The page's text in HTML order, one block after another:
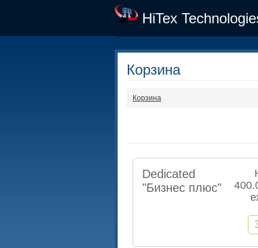
HiTex
Корзина
Корзина
Dedicated
"Бизнес плюс"